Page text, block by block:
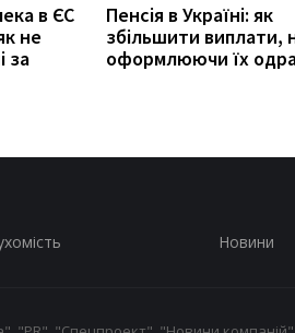
в ЄС
не
за
Пенсія в Україні: як
збільшити виплати,
оформлюючи їх
Новини